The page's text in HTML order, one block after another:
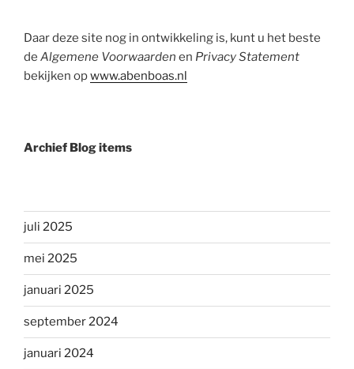
Daar deze site nog in ontwikkeling is, kunt u het beste
de Algemene Voorwaarden en Privacy Statement
bekijken opwww.abenboas.nl
Archief Blog items
juli 2025
mei 2025
januari 2025
september 2024
januari 2024